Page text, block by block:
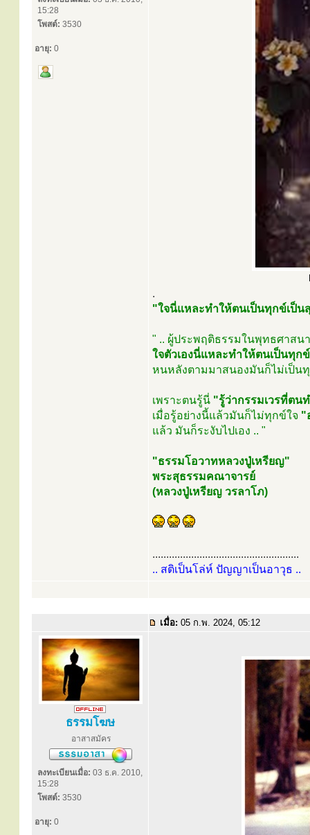
15:28
โพสต์: 3530
อายุ: 0
.
"ใจนี่แหละทำให้ตนเป็นทุกข์เป็น
" .. ผู้ประพฤติธรรมในพุทธศาส
ใจตัวเองนี่แหละทำให้ตนเป็นทุก
หนหลังตามมาสนองมันก็ไม่เป็นทุ
เพราะตนรู้นี่ "รู้ว่ากรรมเวรที่ตน
เมื่อรู้อย่างนี้แล้วมันก็ไม่ทุกข์ใจ "
แล้ว มันก็ระงับไปเอง .. "
"ธรรมโอวาทหลวงปู่เหรียญ"
พระสุธรรมคณาจารย์
(หลวงปู่เหรียญ วรลาโภ)
.....................................................
.. สติเป็นโล่ห์ ปัญญาเป็นอาวุธ ..
เมื่อ: 05 ก.พ. 2024, 05:12
ธรรมโฆษ
อาสาสมัคร
ลงทะเบียนเมื่อ: 03 ธ.ค. 2010,
15:28
โพสต์: 3530
อายุ: 0